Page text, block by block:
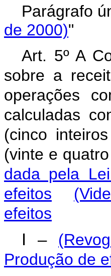
Parágrafo
de 2000)"
Art. 5º A
sobre a
operações
calculadas
(cinco
(vinte e
dada pela
efeitos
efeitos
I –
Produção de